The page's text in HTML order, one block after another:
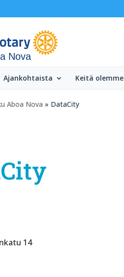
Nova
Ajankohtaista Keitä olemme
Aboa Nova » DataCity
14